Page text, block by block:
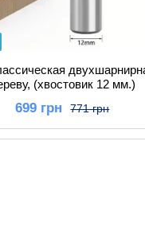
(хвостовик 12 мм.)
771 грн
699 грн